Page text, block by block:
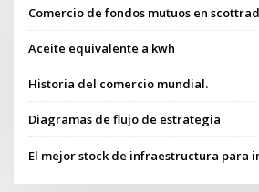
Comercio de fondos mutuos en
Aceite equivalente a kwh
Historia del comercio mundial.
Diagramas de flujo de estrategia
El mejor stock de infraestructura para